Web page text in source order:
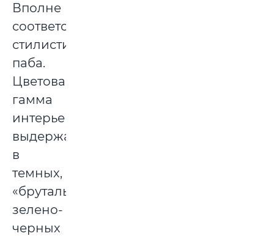
Вполне
соответствует
стилистике
паба.
Цветовая
гамма
интерьера
выдержана
в
темных,
«брутальных»
зелено-
черных